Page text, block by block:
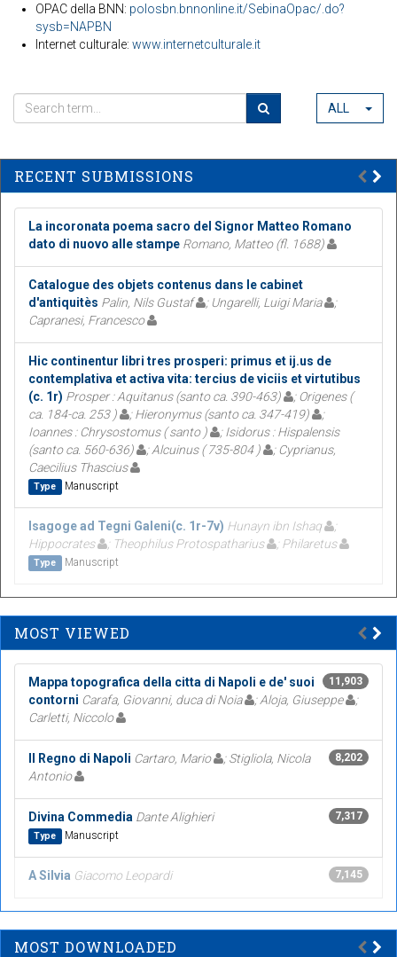
OPAC della BNN: polosbn.bnnonline.it/SebinaOpac/.do?
sysb=NAPBN
Internet culturale: www.internetculturale.it
ALL
RECENT SUBMISSIONS
La incoronata poema sacro del Signor Matteo Romano
dato di nuovo alle stampe Romano, Matteo (fl. 1688)
Catalogue des objets contenus dans le cabinet
d'antiquitès Palin, Nils Gustaf ; Ungarelli, Luigi Maria
;
Capranesi, Francesco
Hic continentur libri tres prosperi: primus et ij.us de
contemplativa et activa vita: tercius de viciis et virtutibus
(c. 1r) Prosper : Aquitanus (santo ca. 390-463)
; Origenes (
ca. 184-ca. 253 )
; Hieronymus (santo ca. 347-419)
;
Ioannes : Chrysostomus ( santo )
; Isidorus : Hispalensis
(santo ca. 560-636)
; Alcuinus ( 735-804 )
; Cyprianus,
Caecilius Thascius
Type Manuscript
Isagoge ad Tegni Galeni(c. 1r-7v) Hunayn ibn Ishaq
Hippocrates
; Theophilus Protospatharius ; Philaretus
Type Manuscript
MOST VIEWED
11,903
Mappa topografica della citta di Napoli e de' suoi
contorni Carafa, Giovanni, duca di Noia ; Aloja, Giuseppe
;
Carletti, Niccolo
8,202
Il Regno di Napoli Cartaro, Mario
; Stigliola, Nicola
Antonio
7,317
Divina Commedia Dante Alighieri
Type Manuscript
7,145
A Silvia Giacomo Leopardi
MOST DOWNLOADED